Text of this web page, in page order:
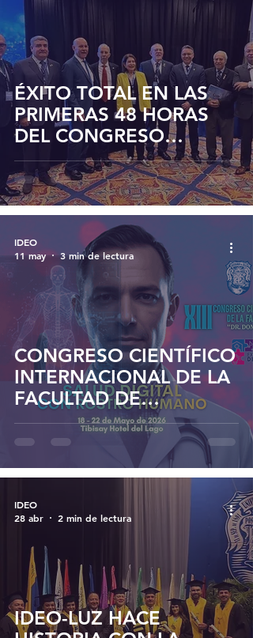
ÉXITO TOTAL EN LAS
PRIMERAS 48 HORAS
DEL CONGRESO
CIENTÍFICO
INTERNACIONAL DE LA
FACULTAD DE
MEDICINA DE LUZ
CONGRESO CIENTÍFICO
INTERNACIONAL DE LA
FACULTAD DE
MEDICINA LUZ 2026:
SIMPOSIO DE
OFTALMOLOGÍA IDEO
IDEO
11 may
3 min de lectura
IDEO-LUZ HACE
IDEO
28 abr
2 min de lectura